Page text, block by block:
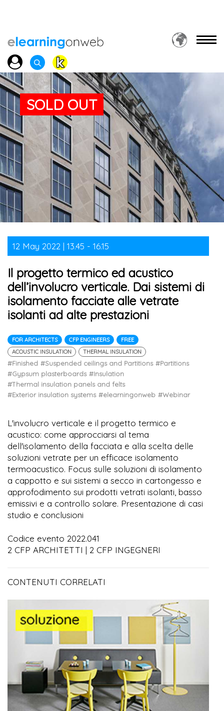
SOLD OUT
12 May 2022 | 13.45 - 16.15
Il progetto termico ed acustico
dell’involucro verticale. Dai sistemi di
isolamento facciate alle vetrate
isolanti ad alte prestazioni
FOR ARCHITECTS CFP ENGINEERS
FREE
ACOUSTIC INSULATION
THERMAL INSULATION
#Finished #Suspended ceilings and Partitions #Partitions
#Gypsum plasterboards #Insulation
#Thermal insulation panels and felts
#Exterior insulation systems #elearningonweb #Webinar
L'involucro verticale e il progetto termico e
acustico: come approcciarsi al tema
dell'isolamento della facciata e alla scelta delle
soluzioni vetrate per un efficace isolamento
termoacustico. Focus sulle soluzioni di isolamento
a cappotto e sui sistemi a secco in cartongesso e
approfodimento sui prodotti vetrati isolanti, basso
emissivi e a controllo solare. Presentazione di casi
studio e conclusioni
Codice evento 2022.041
2 CFP ARCHITETTI | 2 CFP INGEGNERI
CONTENUTI CORRELATI